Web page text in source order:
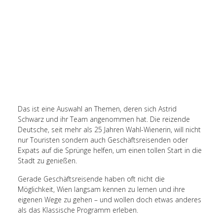
Das ist eine Auswahl an Themen, deren sich Astrid
Schwarz und ihr Team angenommen hat. Die reizende
Deutsche, seit mehr als 25 Jahren Wahl-Wienerin, will nicht
nur Touristen sondern auch Geschäftsreisenden oder
Expats auf die Sprünge helfen, um einen tollen Start in die
Stadt zu genießen.
Gerade Geschäftsreisende haben oft nicht die
Möglichkeit, Wien langsam kennen zu lernen und ihre
eigenen Wege zu gehen – und wollen doch etwas anderes
als das Klassische Programm erleben.